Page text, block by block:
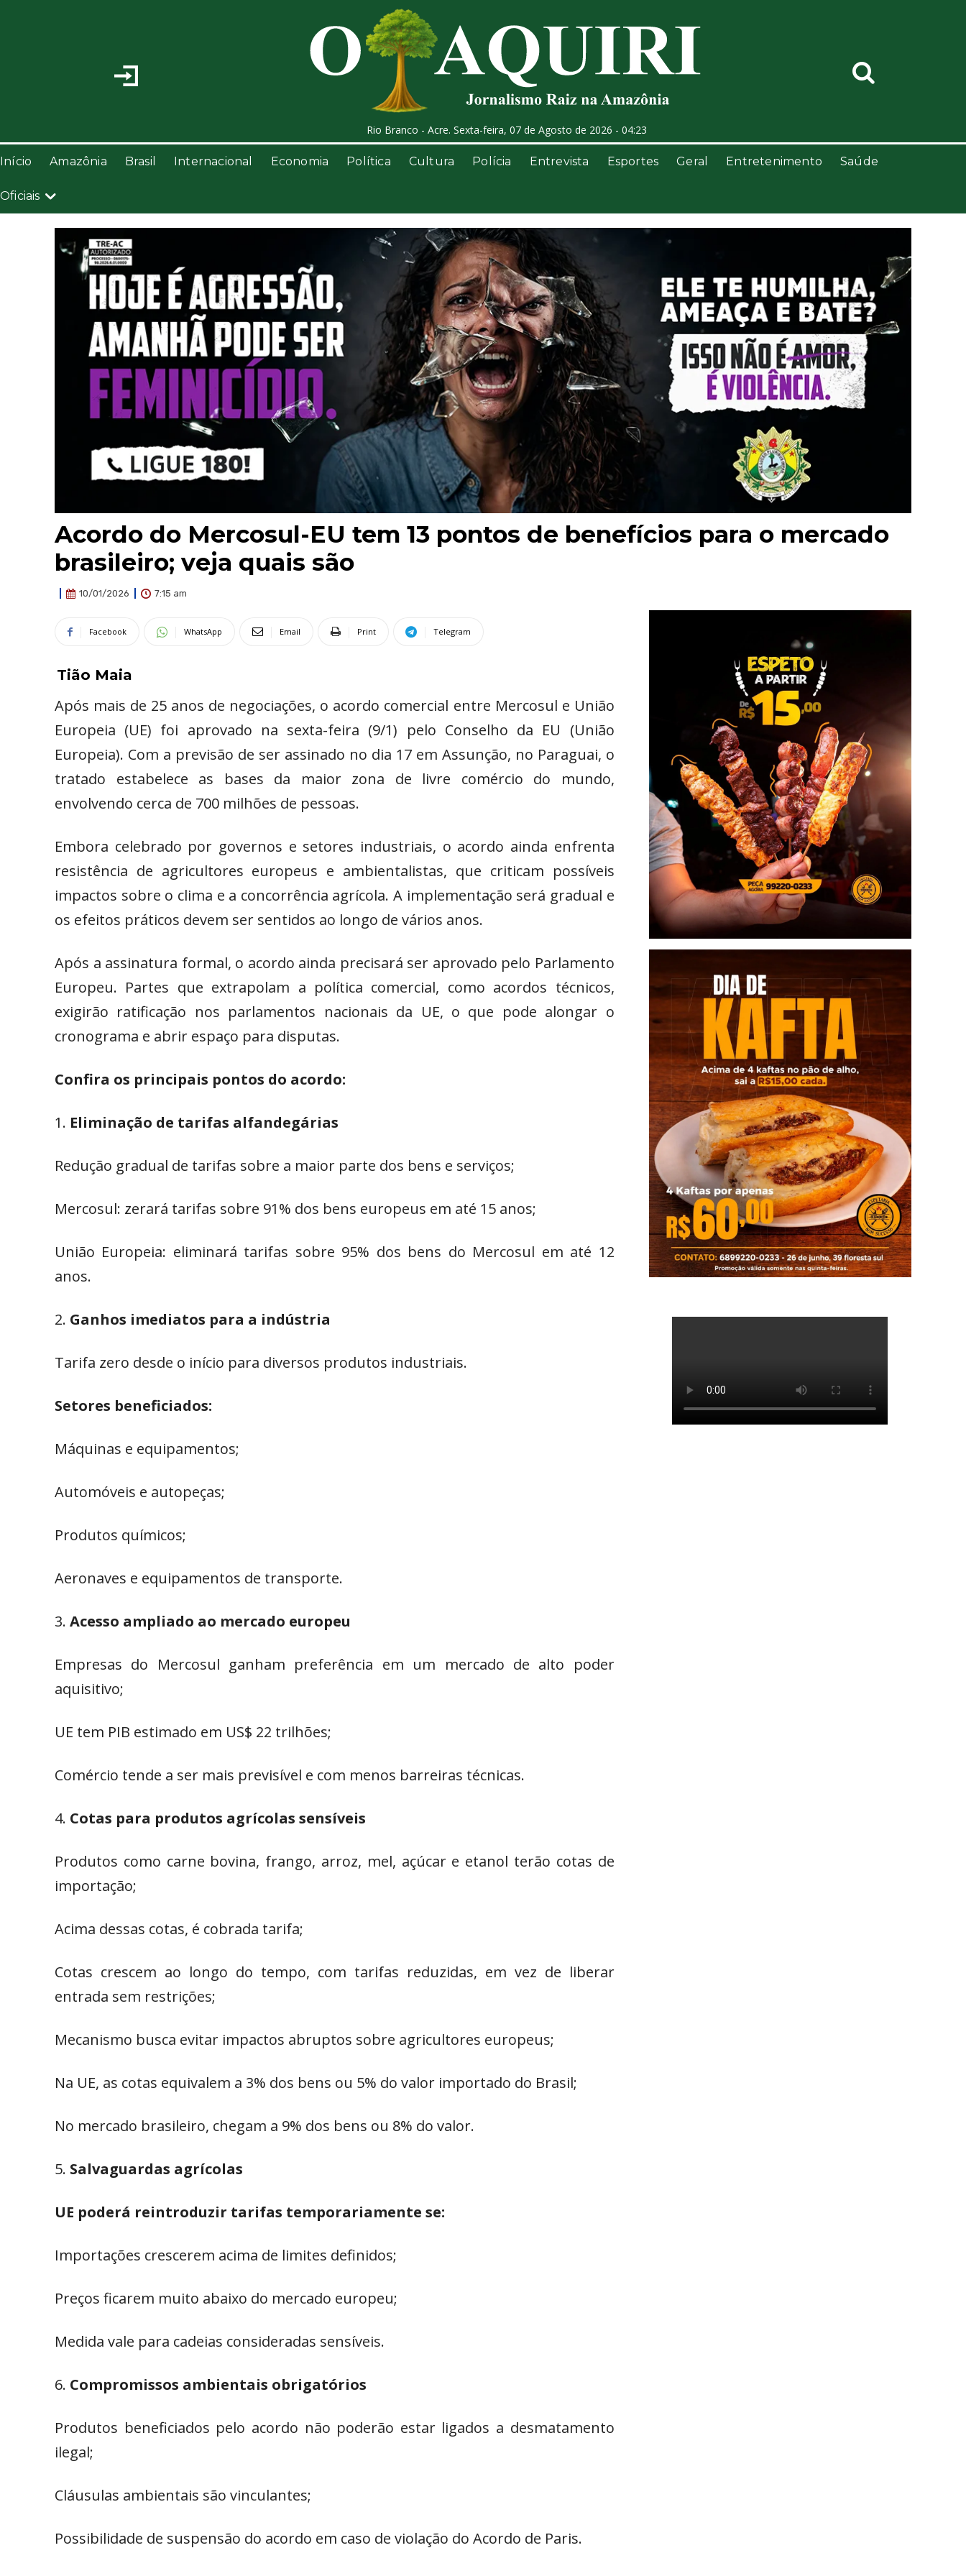
Rio Branco - Acre. Sexta-feira, 07 de Agosto de 2026 - 04:23
Início Amazônia Brasil Internacional Economia Política Cultura Polícia Entrevista Esportes Geral Entretenimento Saúde
Oficiais
Acordo do Mercosul-EU tem 13 pontos de benefícios para o mercado
brasileiro; veja quais são
10/01/2026 7:15 am
Facebook WhatsApp Email Print Telegram
Tião Maia
Após mais de 25 anos de negociações, o acordo comercial entre Mercosul e União
Europeia (UE) foi aprovado na sexta-feira (9/1) pelo Conselho da EU (União
Europeia). Com a previsão de ser assinado no dia 17 em Assunção, no Paraguai, o
tratado estabelece as bases da maior zona de livre comércio do mundo,
envolvendo cerca de 700 milhões de pessoas.
Embora celebrado por governos e setores industriais, o acordo ainda enfrenta
resistência de agricultores europeus e ambientalistas, que criticam possíveis
impactos sobre o clima e a concorrência agrícola. A implementação será gradual e
os efeitos práticos devem ser sentidos ao longo de vários anos.
Após a assinatura formal, o acordo ainda precisará ser aprovado pelo Parlamento
Europeu. Partes que extrapolam a política comercial, como acordos técnicos,
exigirão ratificação nos parlamentos nacionais da UE, o que pode alongar o
cronograma e abrir espaço para disputas.
Confira os principais pontos do acordo:
Eliminação de tarifas alfandegárias
Redução gradual de tarifas sobre a maior parte dos bens e serviços;
Mercosul: zerará tarifas sobre 91% dos bens europeus em até 15 anos;
União Europeia: eliminará tarifas sobre 95% dos bens do Mercosul em até 12
anos.
Ganhos imediatos para a indústria
Tarifa zero desde o início para diversos produtos industriais.
Setores beneficiados:
Máquinas e equipamentos;
Automóveis e autopeças;
Produtos químicos;
Aeronaves e equipamentos de transporte.
Acesso ampliado ao mercado europeu
Empresas do Mercosul ganham preferência em um mercado de alto poder
aquisitivo;
UE tem PIB estimado em US$ 22 trilhões;
Comércio tende a ser mais previsível e com menos barreiras técnicas.
Cotas para produtos agrícolas sensíveis
Produtos como carne bovina, frango, arroz, mel, açúcar e etanol terão cotas de
importação;
Acima dessas cotas, é cobrada tarifa;
Cotas crescem ao longo do tempo, com tarifas reduzidas, em vez de liberar
entrada sem restrições;
Mecanismo busca evitar impactos abruptos sobre agricultores europeus;
Na UE, as cotas equivalem a 3% dos bens ou 5% do valor importado do Brasil;
No mercado brasileiro, chegam a 9% dos bens ou 8% do valor.
Salvaguardas agrícolas
UE poderá reintroduzir tarifas temporariamente se:
Importações crescerem acima de limites definidos;
Preços ficarem muito abaixo do mercado europeu;
Medida vale para cadeias consideradas sensíveis.
Compromissos ambientais obrigatórios
Produtos beneficiados pelo acordo não poderão estar ligados a desmatamento
ilegal;
Cláusulas ambientais são vinculantes;
Possibilidade de suspensão do acordo em caso de violação do Acordo de Paris.